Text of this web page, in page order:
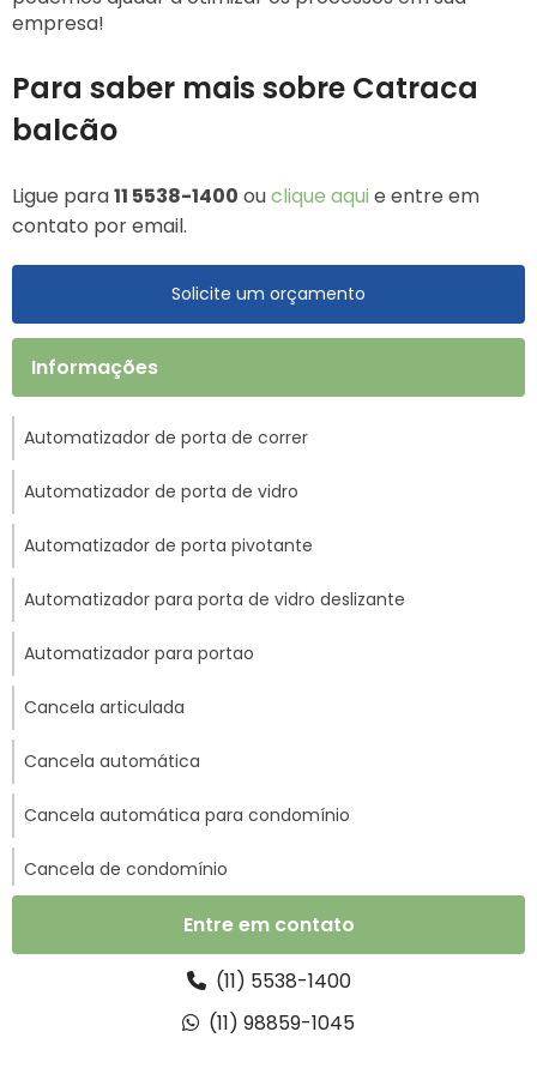
empresa!
Para saber mais sobre Catraca
balcão
Ligue para11 5538-1400 ouclique aqui e entre em
contato por email.
Solicite um orçamento
Informações
Automatizador de porta de correr
Automatizador de porta de vidro
Automatizador de porta pivotante
Automatizador para porta de vidro deslizante
Automatizador para portao
Cancela articulada
Cancela automática
Cancela automática para condomínio
Cancela de condomínio
Cancela para controle de acesso
Cancela para portaria
Entre em contato
(11) 5538-1400
(11) 98859-1045